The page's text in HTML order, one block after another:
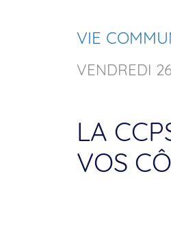
VIE
VENDREDI
LA
VOS